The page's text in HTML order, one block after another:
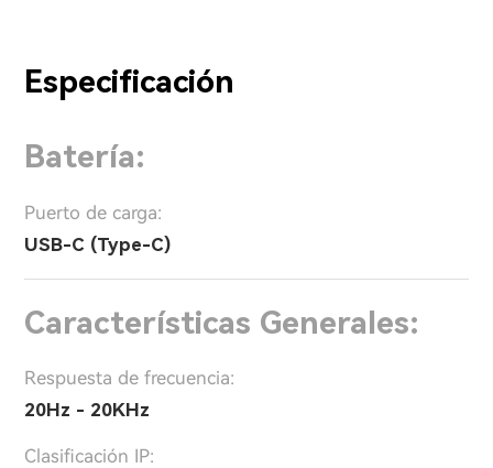
Especificación
Batería:
Puerto de carga:
USB-C (Type-C)
Características Generales:
Respuesta de frecuencia:
20Hz - 20KHz
Clasificación IP: